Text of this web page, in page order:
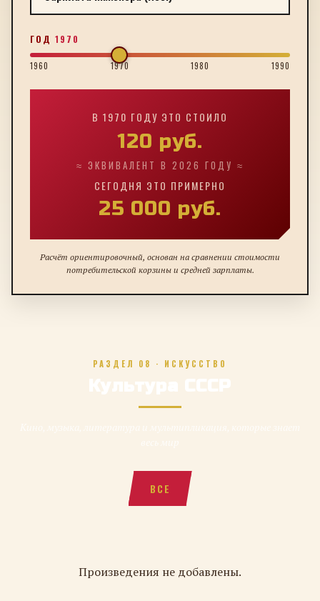
ГОД 1970
1960 1970 1980 1990
В 1970 ГОДУ ЭТО СТОИЛО
120 руб.
≈ ЭКВИВАЛЕНТ В 2026 ГОДУ ≈
СЕГОДНЯ ЭТО ПРИМЕРНО
25 000 руб.
Расчёт ориентировочный, основан на сравнении стоимости
потребительской корзины и средней зарплаты.
РАЗДЕЛ 08 · ИСКУССТВО
Культура СССР
ВСЕ
Произведения не добавлены.